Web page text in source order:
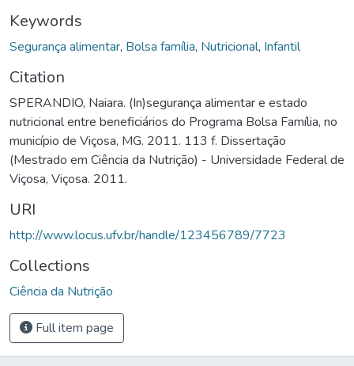
Keywords
Segurança alimentar, Bolsa família, Nutricional, Infantil
Citation
SPERANDIO, Naiara. (In)segurança alimentar e estado
nutricional entre beneficiários do Programa Bolsa Família, no
município de Viçosa, MG. 2011. 113 f. Dissertação
(Mestrado em Ciência da Nutrição) - Universidade Federal de
Viçosa, Viçosa. 2011.
URI
http://www.locus.ufv.br/handle/123456789/7723
Collections
Ciência da Nutrição
Full item page